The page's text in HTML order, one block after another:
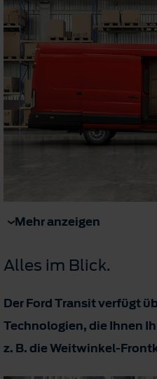
Mehr anzeigen
Alles im Blick.
Der Ford Transit verfügt
Technologien, die Ihnen
z. B. die Weitwinkel-